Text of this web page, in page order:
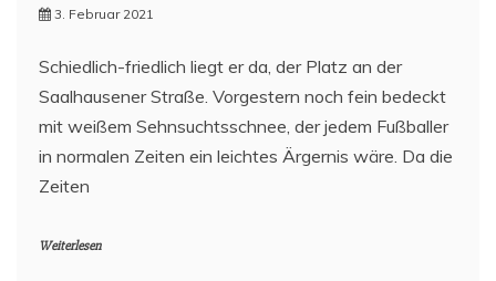
3. Februar 2021
Schiedlich-friedlich liegt er da, der Platz an der
Saalhausener Straße. Vorgestern noch fein bedeckt
mit weißem Sehnsuchtsschnee, der jedem Fußballer
in normalen Zeiten ein leichtes Ärgernis wäre. Da die
Zeiten
Weiterlesen